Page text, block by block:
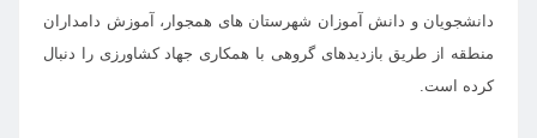
دانشجویان و دانش آموزان شهرستان های همجوار، آموزش دامداران
منطقه از طریق بازدیدهای گروهی با همکاری جهاد کشاورزی را دنبال
کرده است.